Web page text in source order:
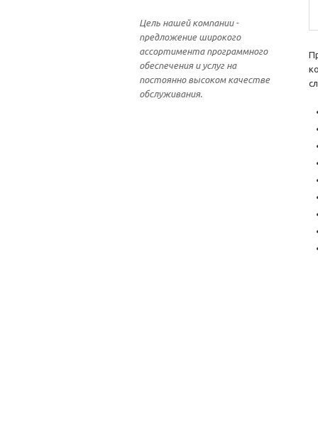
Цель нашей компании -
предложение широкого
ассортимента программного
обеспечения и услуг на
постоянно высоком качестве
обслуживания.